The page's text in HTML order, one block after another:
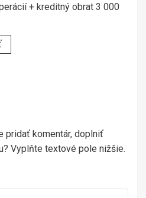
+ kreditný obrat 3 000
pridať komentár, doplniť
Vyplňte textové pole nižšie.